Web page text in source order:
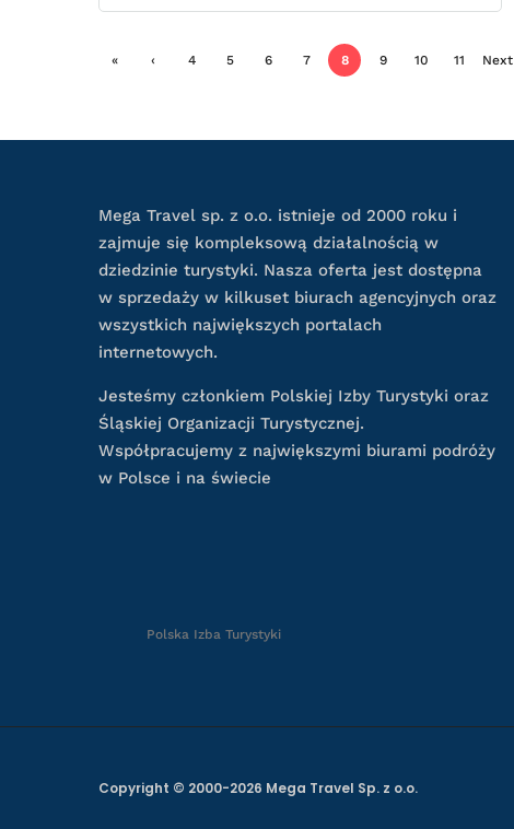
« ‹ 4 5 6 7 8 9 10 11 Next
Mega Travel sp. z o.o. istnieje od 2000 roku i
zajmuje się kompleksową działalnością w
dziedzinie turystyki. Nasza oferta jest dostępna
w sprzedaży w kilkuset biurach agencyjnych oraz
wszystkich największych portalach
internetowych.
Jesteśmy członkiem Polskiej Izby Turystyki oraz
Śląskiej Organizacji Turystycznej.
Współpracujemy z największymi biurami podróży
w Polsce i na świecie
Polska Izba Turystyki
Copyright © 2000-2026 Mega Travel Sp. z o.o.